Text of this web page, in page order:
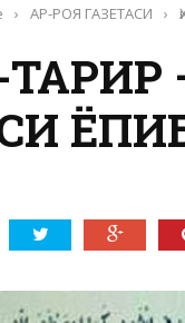
› АР-РОЯ ГАЗЕТАСИ ›